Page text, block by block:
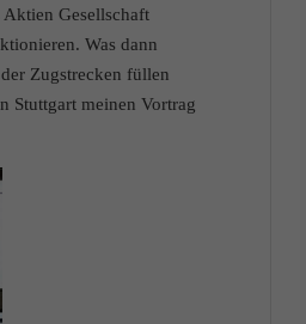
Gesellschaft
Was dann
Zugstrecken füllen
Stuttgart meinen Vortrag